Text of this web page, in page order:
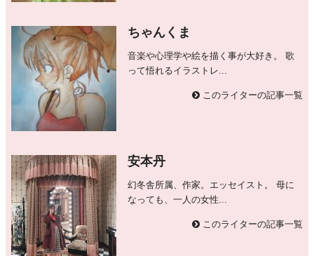
ちゃんくま
音楽や心理学や絵を描く事が大好き。 歌
って悟れるイラストレ...
このライターの記事一覧
安本丹
幻冬舎所属、作家。エッセイスト。 母に
なっても、一人の女性...
このライターの記事一覧